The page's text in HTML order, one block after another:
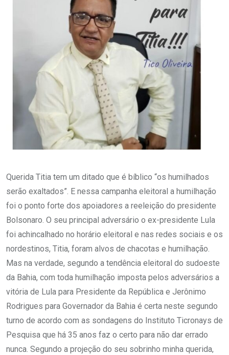
Querida Titia tem um ditado que é bíblico “os humilhados
serão exaltados”. E nessa campanha eleitoral a humilhação
foi o ponto forte dos apoiadores a reeleição do presidente
Bolsonaro. O seu principal adversário o ex-presidente Lula
foi achincalhado no horário eleitoral e nas redes sociais e os
nordestinos, Titia, foram alvos de chacotas e humilhação.
Mas na verdade, segundo a tendência eleitoral do sudoeste
da Bahia, com toda humilhação imposta pelos adversários a
vitória de Lula para Presidente da República e Jerônimo
Rodrigues para Governador da Bahia é certa neste segundo
turno de acordo com as sondagens do Instituto Ticronays de
Pesquisa que há 35 anos faz o certo para não dar errado
nunca. Segundo a projeção do seu sobrinho minha querida,